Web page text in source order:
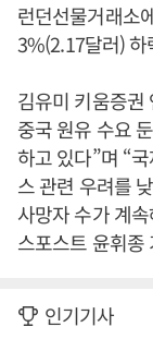
런던선물거래소
3%(2.17달러)
김유미 키움증권
중국 원유 수요
하고 있다”며 “
스 관련 우려를
사망자 수가 계
스포스트 윤휘종
인기기사